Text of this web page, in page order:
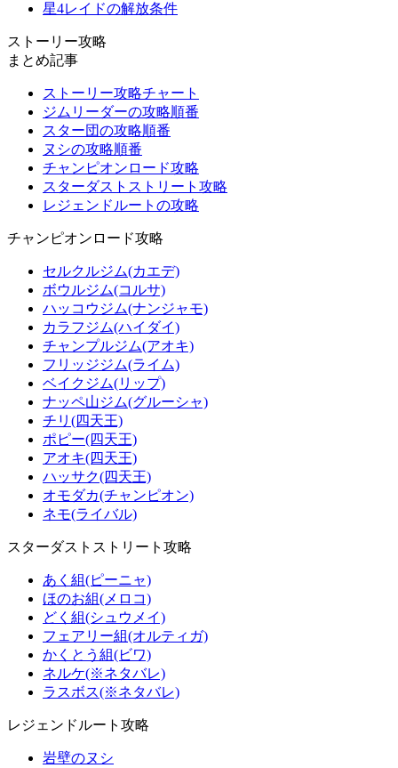
星4レイドの解放条件
ストーリー攻略
まとめ記事
ストーリー攻略チャート
ジムリーダーの攻略順番
スター団の攻略順番
ヌシの攻略順番
チャンピオンロード攻略
スターダストストリート攻略
レジェンドルートの攻略
チャンピオンロード攻略
セルクルジム(カエデ)
ボウルジム(コルサ)
ハッコウジム(ナンジャモ)
カラフジム(ハイダイ)
チャンプルジム(アオキ)
フリッジジム(ライム)
ベイクジム(リップ)
ナッペ山ジム(グルーシャ)
チリ(四天王)
ポピー(四天王)
アオキ(四天王)
ハッサク(四天王)
オモダカ(チャンピオン)
ネモ(ライバル)
スターダストストリート攻略
あく組(ピーニャ)
ほのお組(メロコ)
どく組(シュウメイ)
フェアリー組(オルティガ)
かくとう組(ビワ)
ネルケ(※ネタバレ)
ラスボス(※ネタバレ)
レジェンドルート攻略
岩壁のヌシ